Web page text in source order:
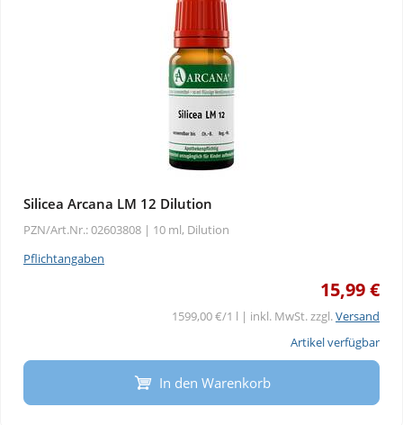
Silicea Arcana LM 12 Dilution
PZN/Art.Nr.: 02603808 | 10 ml, Dilution
Pflichtangaben
15,99 €
1599,00 €/1 l | inkl. MwSt. zzgl.Versand
Artikel verfügbar
In den Warenkorb